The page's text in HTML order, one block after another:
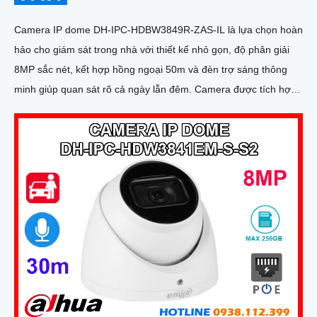
Camera IP dome DH-IPC-HDBW3849R-ZAS-IL là lựa chọn hoàn
hảo cho giám sát trong nhà với thiết kế nhỏ gọn, độ phân giải
8MP sắc nét, kết hợp hồng ngoại 50m và đèn trợ sáng thông
minh giúp quan sát rõ cả ngày lẫn đêm. Camera được tích hợp
biệt người và phương tiện, nâng cao độ chính xác trong cảnh
báo, hỗ trợ POE tiện lợi